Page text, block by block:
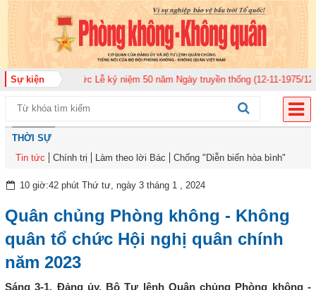
Sự kiện
chức Lễ kỷ niệm 50 năm Ngày truyền thống (12-11-1975/12-11-2025)
THỜI SỰ
Tin tức
Chính trị Làm theo lời Bác Chống "Diễn biến hòa bình"
10 giờ:42 phút Thứ tư, ngày 3 tháng 1 , 2024
Quân chủng Phòng không - Không
quân tổ chức Hội nghị quân chính
năm 2023
Sáng 3-1, Đảng ủy, Bộ Tư lệnh Quân chủng Phòng không -